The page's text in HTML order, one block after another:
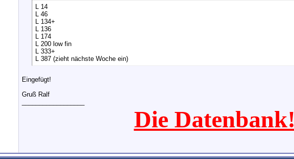
L 14
L 46
L 134+
L 136
L 174
L 200 low fin
L 333+
L 387 (zieht nächste Woche ein)
Eingefügt!
Gruß Ralf
Die Datenbank!